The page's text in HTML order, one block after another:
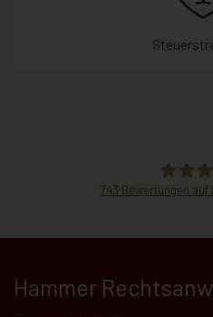
743 Bewertungen auf
Hammer